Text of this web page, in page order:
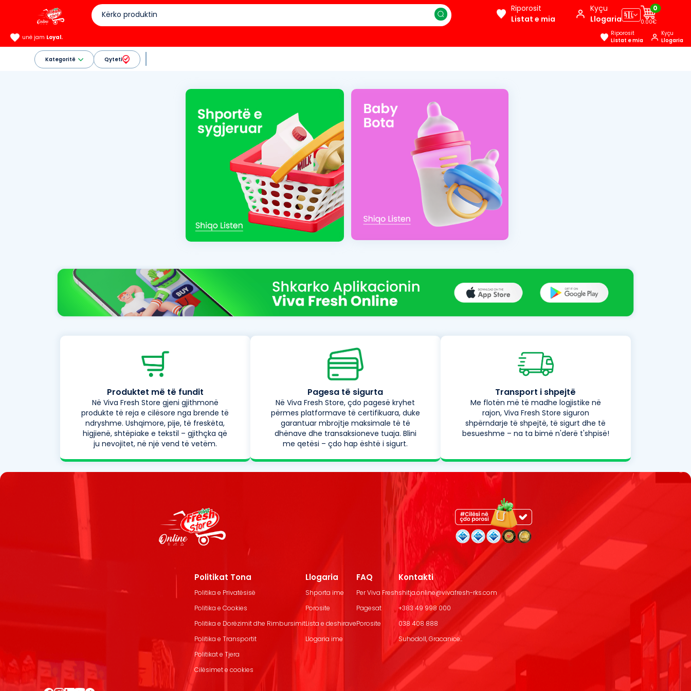
Riporosit
Listat e mia
Kyçu
Llogaria🇦🇱
0
0.00€
unë jam Loyal.
Riporosit
Listat e mia
Kyçu
Llogaria
Kategoritë Qyteti
Produktet më të fundit
Në Viva Fresh Store gjeni gjithmonë
produkte të reja e cilësore nga brende të
ndryshme. Ushqimore, pije, të freskëta,
higjienë, shtëpiake e tekstil – gjithçka që
ju nevojitet, në një vend të vetëm.
Pagesa të sigurta
Në Viva Fresh Store, çdo pagesë kryhet
përmes platformave të certifikuara, duke
garantuar mbrojtje maksimale të të
dhënave dhe transaksioneve tuaja. Blini
me qetësi – çdo hap është i sigurt.
Transport i shpejtë
Me flotën më të madhe logjistike në
rajon, Viva Fresh Store siguron
shpërndarje të shpejtë, të sigurt dhe të
besueshme – na ta bimë n'derë t'shpisë!
Politikat Tona
Politika e Privatësisë
Politika e Cookies
Politika e Dorëzimit dhe Rimbursimit
Politika e Transportit
Politikat e Tjera
Cilësimet e cookies
Llogaria
Shporta ime
Porosite
Lista e deshirave
Llogaria ime
FAQ
Per Viva Fresh
Pagesat
Porosite
Kontakti
shitja.online@vivafresh-rks.com
+383 49 998 000
038 408 888
Suhodoll, Gracanice..